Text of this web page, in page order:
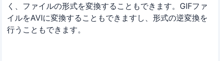
く、ファイルの形式を変換することもできます。GIFファ
イルをAVIに変換することもできますし、形式の逆変換を
行うこともできます。